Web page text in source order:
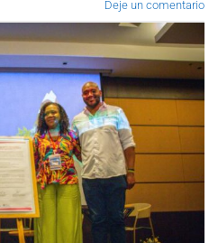
Deje un comentario